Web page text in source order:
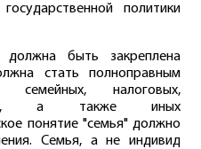
политики
должна быть закреплена
стать полноправным
семейных, налоговых,
а также иных
понятие "семья" должно
Семья, а не индивид